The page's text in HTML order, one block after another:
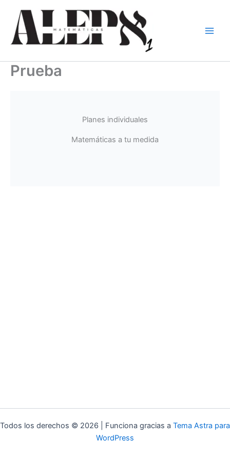
contenido
Prueba
Planes individuales
Matemáticas a tu medida
Todos los derechos © 2026 | Funciona gracias a Tema Astra para
WordPress